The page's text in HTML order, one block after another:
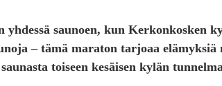
yhdessä saunoen, kun Kerkonkosken
– tämä maraton tarjoaa
toiseen kesäisen kylän